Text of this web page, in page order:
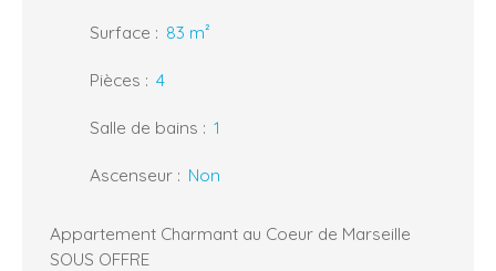
Surface : 83 m²
Pièces : 4
Salle de bains : 1
Ascenseur : Non
Appartement Charmant au Coeur de Marseille
SOUS OFFRE